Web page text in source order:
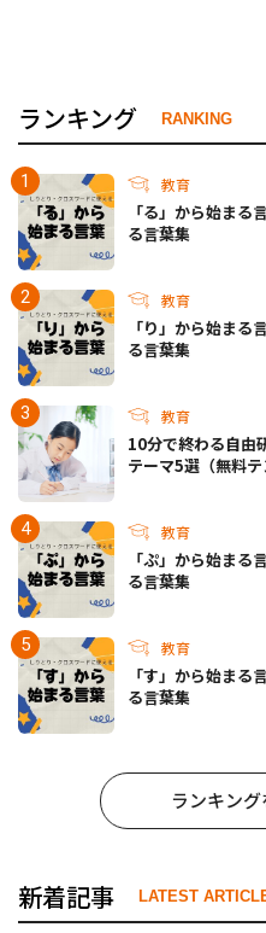
ランキング RANKING
教育
「る」から始まる
る言葉集
教育
「り」から始まる
る言葉集
教育
10分で終わる自由
テーマ5選（無料テ
教育
「ぷ」から始まる
る言葉集
教育
「す」から始まる
る言葉集
ランキン
新着記事 LATEST